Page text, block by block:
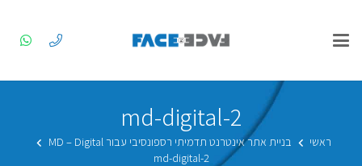
md-digital-2
ראשי
בניית אתר אינטרנט תדמיתי רספונסיבי עבור MD – Digital
md-digital-2